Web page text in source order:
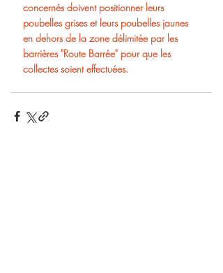
concernés doivent positionner leurs
poubelles grises et leurs poubelles jaunes
en dehors de la zone délimitée par les
barrières "Route Barrée" pour que les
collectes soient effectuées.